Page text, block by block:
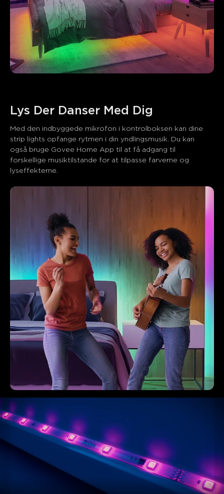
Med den indbyggede mikrofon i kontrolboksen kan dine
strip lights opfange rytmen i din yndlingsmusik. Du kan
også bruge Govee Home App til at få adgang til
forskellige musiktilstande for at tilpasse farverne og
lyseffekterne.